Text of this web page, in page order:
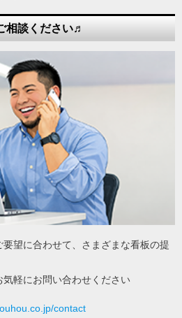
相談ください♬
望に合わせて、さまざまな看板の提
軽にお問い合わせください
contact